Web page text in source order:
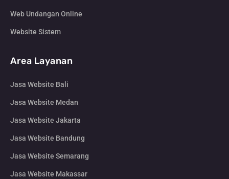
Web Undangan Online
Website Sistem
Area Layanan
Jasa Website Bali
Jasa Website Medan
Jasa Website Jakarta
Jasa Website Bandung
Jasa Website Semarang
Jasa Website Makassar